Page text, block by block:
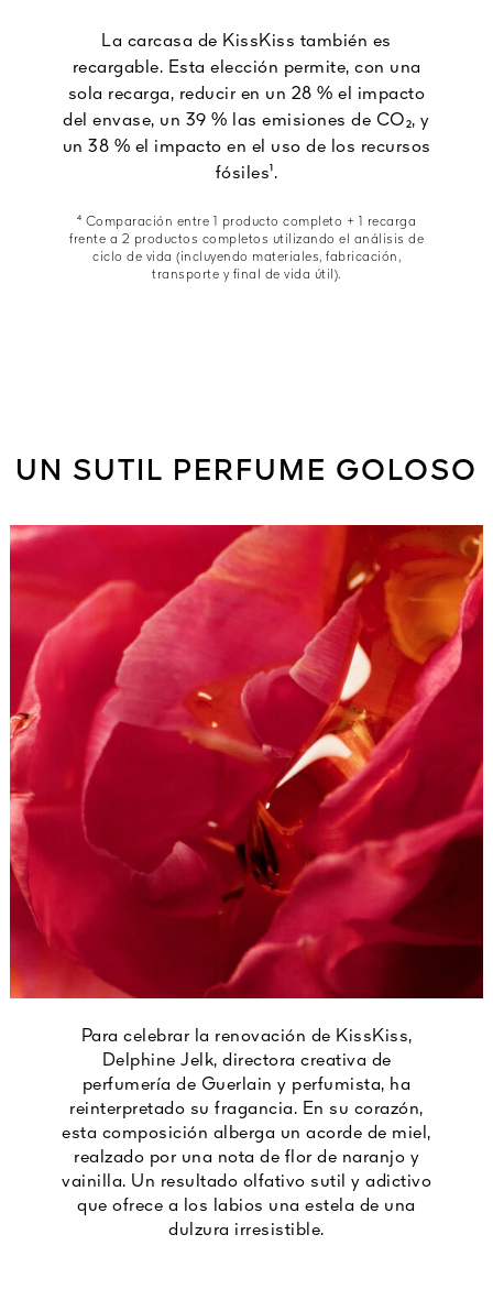
La carcasa de KissKiss también es
recargable. Esta elección permite, con una
sola recarga, reducir en un 28 % el impacto
del envase, un 39 % las emisiones de CO₂, y
un 38 % el impacto en el uso de los recursos
fósiles¹.
⁴ Comparación entre 1 producto completo + 1 recarga
frente a 2 productos completos utilizando el análisis de
ciclo de vida (incluyendo materiales, fabricación,
transporte y final de vida útil).
UN SUTIL PERFUME GOLOSO
Para celebrar la renovación de KissKiss,
Delphine Jelk, directora creativa de
perfumería de Guerlain y perfumista, ha
reinterpretado su fragancia. En su corazón,
esta composición alberga un acorde de miel,
realzado por una nota de flor de naranjo y
vainilla. Un resultado olfativo sutil y adictivo
que ofrece a los labios una estela de una
dulzura irresistible.